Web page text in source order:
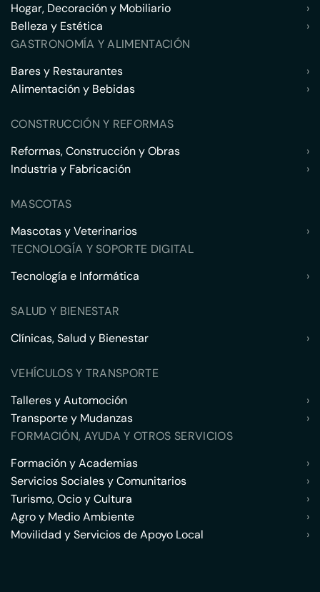
Hogar, Decoración y Mobiliario
›
Belleza y Estética
›
GASTRONOMÍA Y ALIMENTACIÓN
Bares y Restaurantes
›
Alimentación y Bebidas
›
CONSTRUCCIÓN Y REFORMAS
Reformas, Construcción y Obras
›
Industria y Fabricación
›
MASCOTAS
Mascotas y Veterinarios
›
TECNOLOGÍA Y SOPORTE DIGITAL
Tecnología e Informática
›
SALUD Y BIENESTAR
Clínicas, Salud y Bienestar
›
VEHÍCULOS Y TRANSPORTE
Talleres y Automoción
›
Transporte y Mudanzas
›
FORMACIÓN, AYUDA Y OTROS SERVICIOS
Formación y Academias
›
Servicios Sociales y Comunitarios
›
Turismo, Ocio y Cultura
›
Agro y Medio Ambiente
›
Movilidad y Servicios de Apoyo Local
›